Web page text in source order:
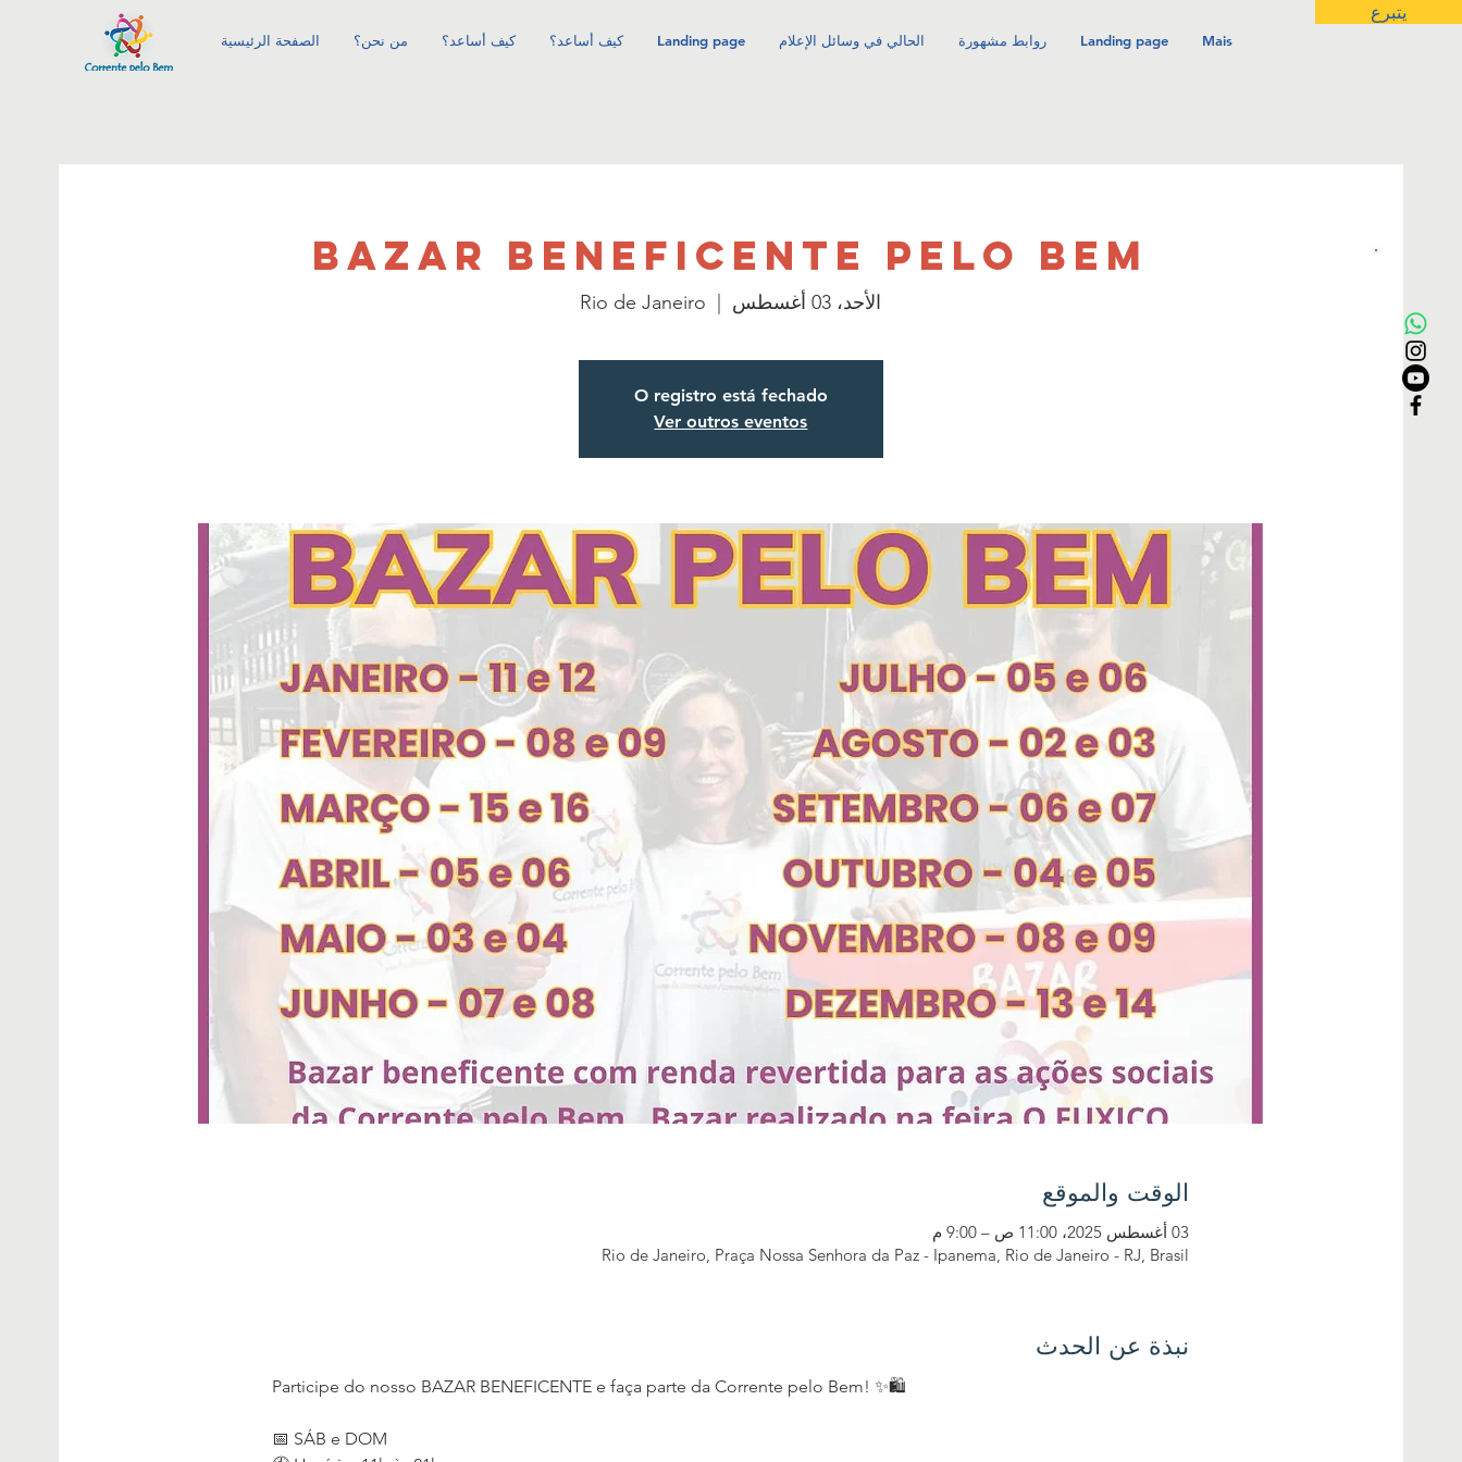
يتبرع
الصفحة الرئيسية من نحن؟ كيف أساعد؟ كيف أساعد؟ Landing page الحالي في وسائل الإعلام روابط مشهورة Landing page Mais
BAZAR BENEFICENTE PELO BEM
الأحد، 03 أغسطس Rio de Janeiro
O registro está fechado
Ver outros eventos
الوقت والموقع
03 أغسطس 2025، 11:00 ص – 9:00 م
Rio de Janeiro, Praça Nossa Senhora da Paz - Ipanema, Rio de Janeiro - RJ, Brasil
نبذة عن الحدث
Participe do nosso BAZAR BENEFICENTE e faça parte da Corrente pelo Bem! ✨🛍️
📅 SÁB e DOM